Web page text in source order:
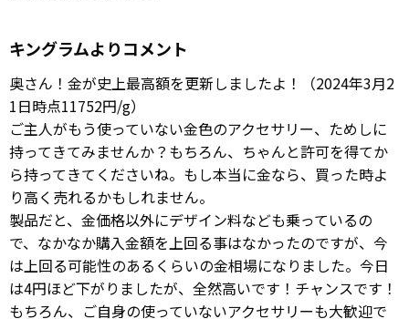
キングラムよりコメント
奥さん！金が史上最高額を更新しましたよ！（2024年3月2
1日時点11752円/g）
ご主人がもう使っていない金色のアクセサリー、ためしに
持ってきてみませんか？もちろん、ちゃんと許可を得てか
ら持ってきてくださいね。もし本当に金なら、買った時よ
り高く売れるかもしれません。
製品だと、金価格以外にデザイン料なども乗っているの
で、なかなか購入金額を上回る事はなかったのですが、今
は上回る可能性のあるくらいの金相場になりました。今日
は4円ほど下がりましたが、全然高いです！チャンスです！
もちろん、ご自身の使っていないアクセサリーも大歓迎で